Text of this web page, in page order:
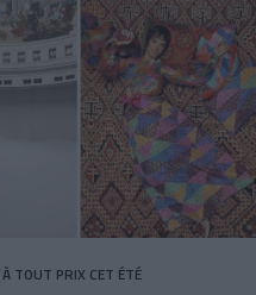
TOUT PRIX CET ÉTÉ